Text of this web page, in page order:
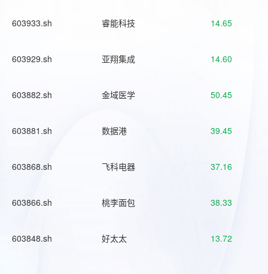
603933.sh 睿能科技 14.65
603929.sh 亚翔集成 14.60
603882.sh 金域医学 50.45
603881.sh 数据港 39.45
603868.sh 飞科电器 37.16
603866.sh 桃李面包 38.33
603848.sh 好太太 13.72